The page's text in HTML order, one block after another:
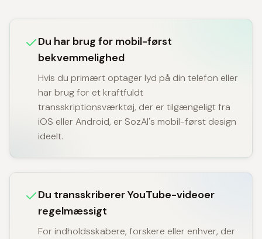
Du har brug for mobil-først
bekvemmelighed
Hvis du primært optager lyd på din telefon eller
har brug for et kraftfuldt
transskriptionsværktøj, der er tilgængeligt fra
iOS eller Android, er SozAI's mobil-først design
ideelt.
Du transskriberer YouTube-videoer
regelmæssigt
For indholdsskabere, forskere eller enhver, der